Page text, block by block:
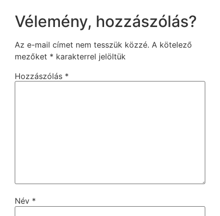
Vélemény, hozzászólás?
Az e-mail címet nem tesszük közzé. A kötelező
mezőket * karakterrel jelöltük
Hozzászólás *
Név *